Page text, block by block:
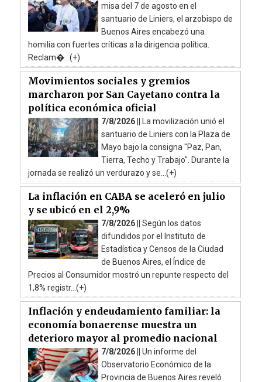
misa del 7 de agosto en el
santuario de Liniers, el arzobispo de
Buenos Aires encabezó una
homilía con fuertes críticas a la dirigencia política.
Reclam�...(+)
Movimientos sociales y gremios
marcharon por San Cayetano contra la
política económica oficial
7/8/2026 ||
La movilización unió el
santuario de Liniers con la Plaza de
Mayo bajo la consigna "Paz, Pan,
Tierra, Techo y Trabajo". Durante la
jornada se realizó un verdurazo y se...(+)
La inflación en CABA se aceleró en julio
y se ubicó en el 2,9%
7/8/2026 || Según los datos
difundidos por el Instituto de
Estadística y Censos de la Ciudad
de Buenos Aires, el Índice de
Precios al Consumidor mostró un repunte respecto del
1,8% registr...(+)
Inflación y endeudamiento familiar: la
economía bonaerense muestra un
deterioro mayor al promedio nacional
7/8/2026 || Un informe del
Observatorio Económico de la
Provincia de Buenos Aires reveló